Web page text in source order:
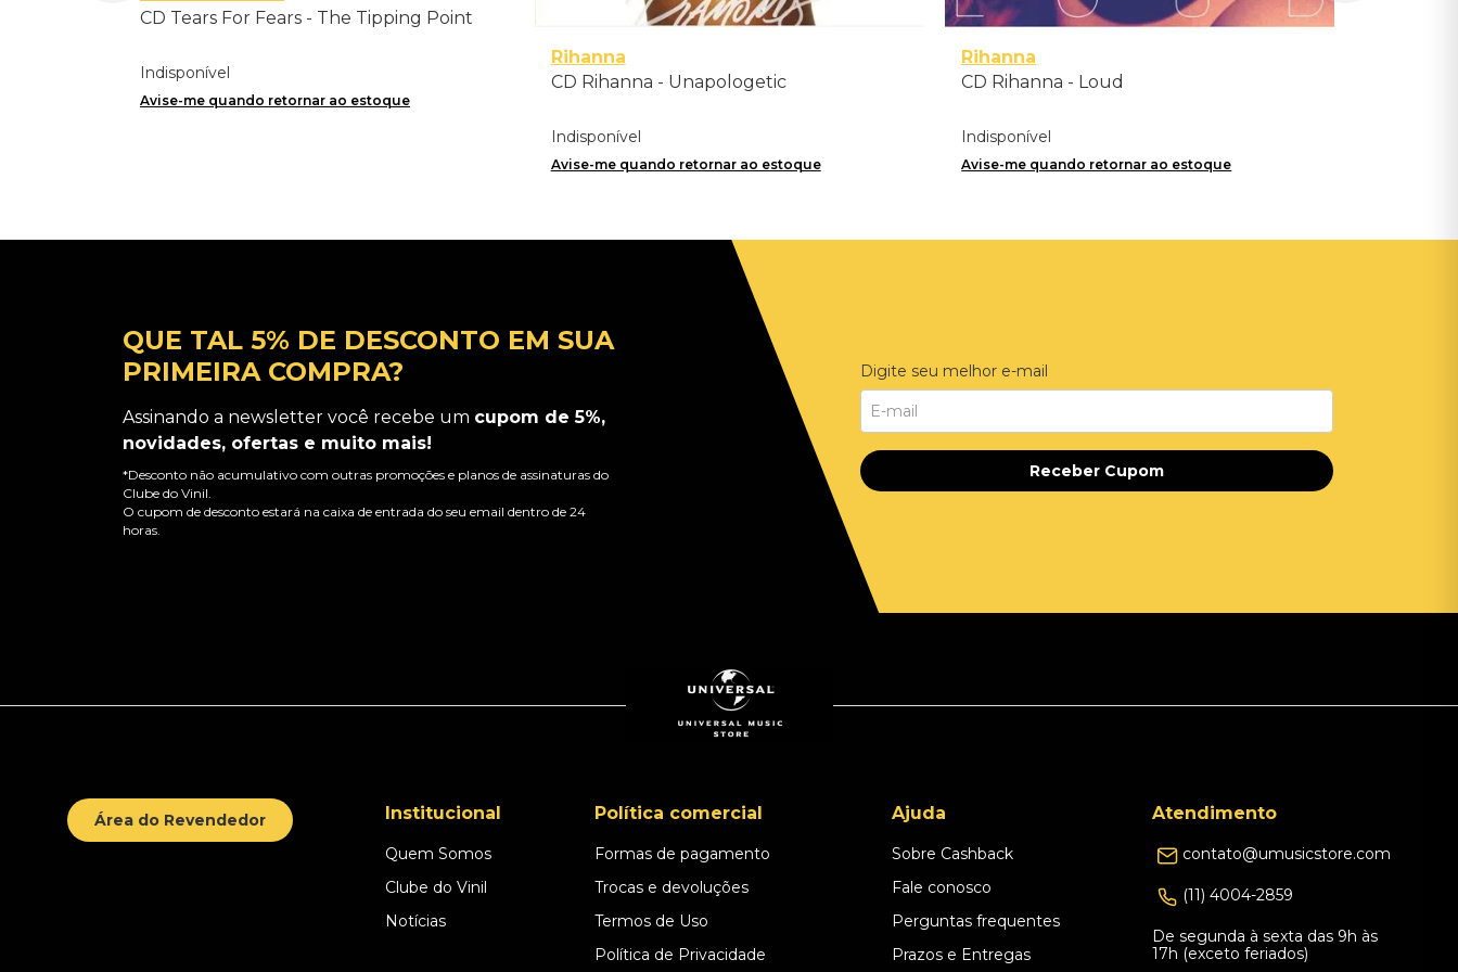
CD Tears For Fears - The Tipping Point
Indisponível
Avise-me quando retornar ao estoque
Rihanna
CD Rihanna - Unapologetic
Indisponível
Avise-me quando retornar ao estoque
Rihanna
CD Rihanna - Loud
Indisponível
Avise-me quando retornar ao estoque
QUE TAL 5% DE DESCONTO EM SUA
PRIMEIRA COMPRA?
Assinando a newsletter você recebe um cupom de 5%,
novidades, ofertas e muito mais!
*Desconto não acumulativo com outras promoções e planos de assinaturas do
Clube do Vinil.
O cupom de desconto estará na caixa de entrada do seu email dentro de 24
horas.
Digite seu melhor e-mail
Receber Cupom
Área do Revendedor Institucional
Quem Somos
Clube do Vinil
Notícias
Política comercial
Formas de pagamento
Trocas e devoluções
Termos de Uso
Política de Privacidade
Ajuda
Sobre Cashback
Fale conosco
Perguntas frequentes
Prazos e Entregas
Atendimento
contato@umusicstore.com
(11) 4004-2859
De segunda à sexta das 9h às
17h (exceto feriados)